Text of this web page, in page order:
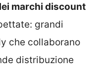
marchi discount
grandi
che collaborano
distribuzione